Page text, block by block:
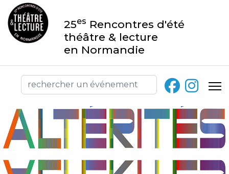
25es Rencontres d'été
théâtre & lecture
en Normandie